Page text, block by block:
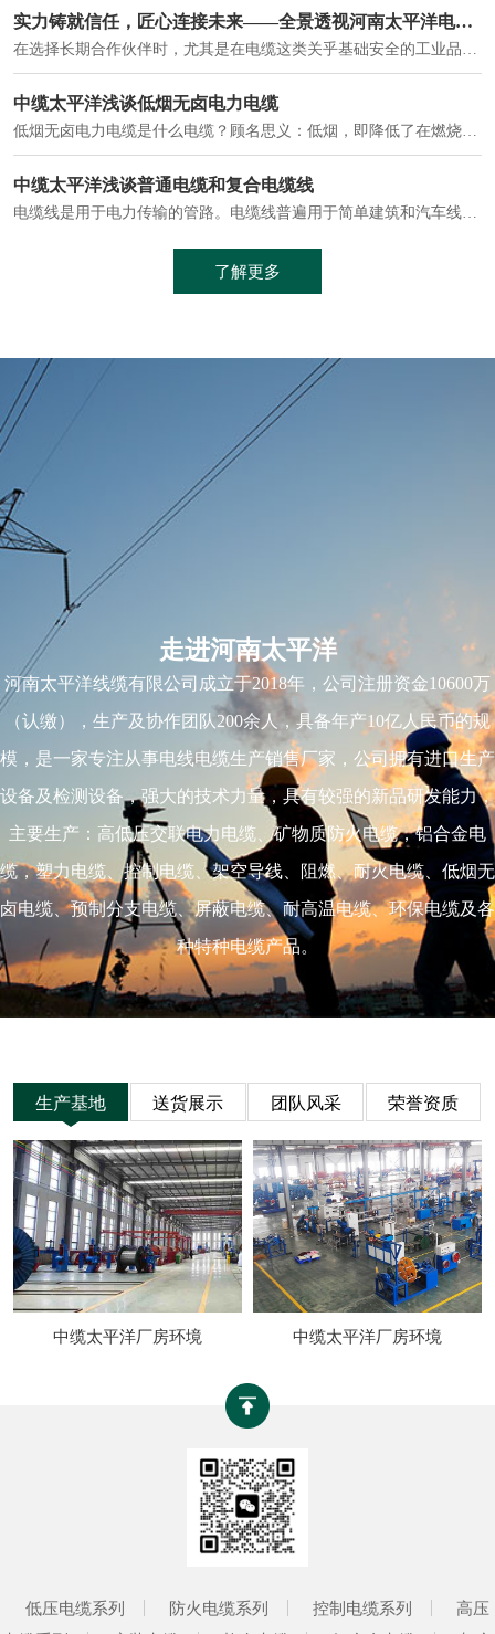
实力铸就信任，匠心连接未来——全景透视河南太平洋电缆厂
在选择长期合作伙伴时，尤其是在电缆这类关乎基础安全的工业品上，供应商的“内在实力”远比一纸报价单更重要。今天，我们邀请您“云参观”河南太平洋电缆厂，透过每一个细节，看我们如何将“可靠”二字，铸入每一米电缆。
中缆太平洋浅谈低烟无卤电力电缆
低烟无卤电力电缆是什么电缆？顾名思义：低烟，即降低了在燃烧时有害物体的产生；卤素对于人体来说是一种有毒气体，无卤就是没有毒气体的释放，通常是针对电缆遇火灾时而言的。低烟无卤电力电缆又可以称之为环保电缆，低烟无卤电缆大多数用于医院和对环境卫生要求比较严格的地方。
中缆太平洋浅谈普通电缆和复合电缆线
电缆线是用于电力传输的管路。电缆线普遍用于简单建筑和汽车线材，作为能源输送缆线，电缆线的复杂结构勿庸置疑。根据目标功能，电缆线具有以下一些特点：建筑用和车用线材要求轻质、大批量生产、价格低廉、具有相当的电学和力学性能和长时间的耐老化性能；工业用线材必须具有符合客户要求的性能；
了解更多
走进河南太平洋
河南太平洋线缆有限公司成立于2018年，公司注册资金10600万
（认缴），生产及协作团队200余人，具备年产10亿人民币的规
模，是一家专注从事电线电缆生产销售厂家，公司拥有进口生产
设备及检测设备，强大的技术力量，具有较强的新品研发能力，
主要生产：高低压交联电力电缆、矿物质防火电缆，铝合金电
缆，塑力电缆、控制电缆、架空导线、阻燃、耐火电缆、低烟无
卤电缆、预制分支电缆、屏蔽电缆、耐高温电缆、环保电缆及各
种特种电缆产品。
生产基地 送货展示 团队风采 荣誉资质
中缆太平洋厂房环境 中缆太平洋厂房环境
低压电缆系列 防火电缆系列 控制电缆系列
高压